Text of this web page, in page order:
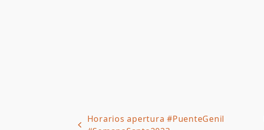
Horarios apertura #PuenteGenil